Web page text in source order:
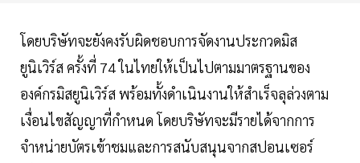
โดยบริษัทจะยังคงรับผิดชอบการจัดงานประกวดมิส
ยูนิเวิร์ส ครั้งที่ 74 ในไทยให้เป็นไปตามมาตรฐานของ
องค์กรมิสยูนิเวิร์ส พร้อมทั้งดำเนินงานให้สำเร็จลุล่วงตาม
เงื่อนไขสัญญาที่กำหนด โดยบริษัทจะมีรายได้จากการ
จำหน่ายบัตรเข้าชมและการสนับสนุนจากสปอนเซอร์